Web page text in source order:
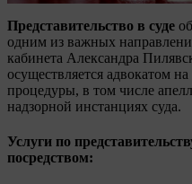
Представительство в суде
одним из важных
кабинета Александра
осуществляется адвокатом
процедуры, в том числе
надзорной инстанциях суда.
Услуги по
посредством: